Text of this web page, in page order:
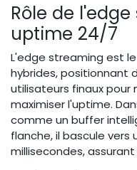
Rôle de
uptime 24/7
L'edge streaming est
hybrides, positionnant
utilisateurs finaux pour
maximiser l'uptime.
comme un buffer
flanche, il bascule
millisecondes,